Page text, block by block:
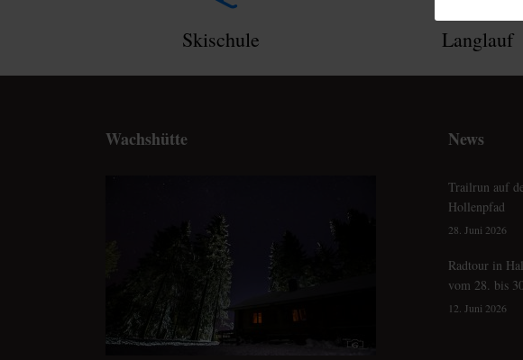
Skischule Langlauf
Wachshütte News
Trailrun auf
Hollenpfad
28. Juni 2026
Radtour in
vom 28. bis
12. Juni 2026